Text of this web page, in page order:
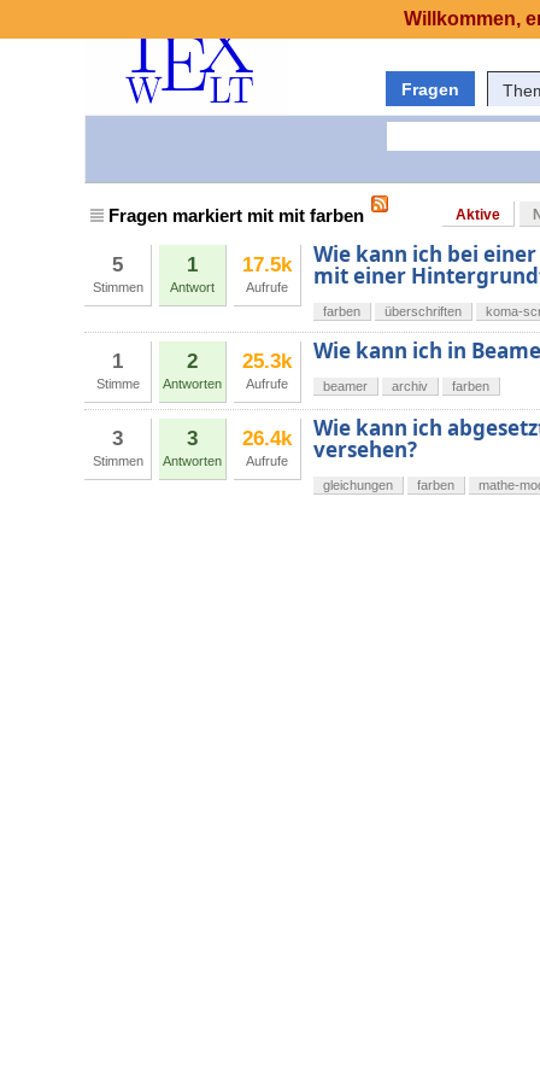
Fragen
Fragen markiert mit mit farben Aktive
5
Stimmen
1
Antwort
17.5k
Aufrufe
Wie kann ich bei
mit einer
farben überschriften koma-
1
Stimme
2
Antworten
25.3k
Aufrufe
Wie kann ich in
beamer archiv farben
3
Stimmen
3
Antworten
26.4k
Aufrufe
Wie kann ich
versehen?
gleichungen farben mathe-
Willkommen,